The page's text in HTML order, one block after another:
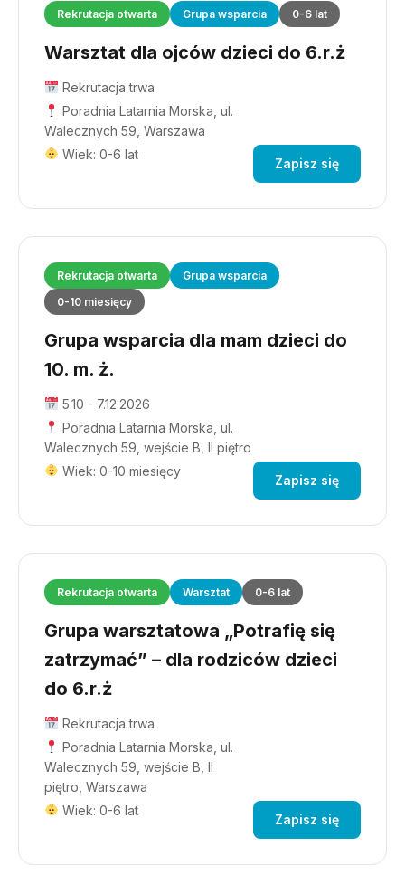
Rekrutacja otwarta Grupa wsparcia 0-6 lat
Warsztat dla ojców dzieci do 6.r.ż
Rekrutacja trwa
Poradnia Latarnia Morska, ul.
Walecznych 59, Warszawa
Wiek: 0-6 lat
Zapisz się
Rekrutacja otwarta
Grupa wsparcia
0-10 miesięcy
Grupa wsparcia dla mam dzieci do
10. m. ż.
5.10 - 7.12.2026
Poradnia Latarnia Morska, ul.
Walecznych 59, wejście B, II piętro
Wiek: 0-10 miesięcy
Zapisz się
Rekrutacja otwarta Warsztat 0-6 lat
Grupa warsztatowa „Potrafię się
zatrzymać” – dla rodziców dzieci
do 6.r.ż
Rekrutacja trwa
Poradnia Latarnia Morska, ul.
Walecznych 59, wejście B, II
piętro, Warszawa
Wiek: 0-6 lat
Zapisz się